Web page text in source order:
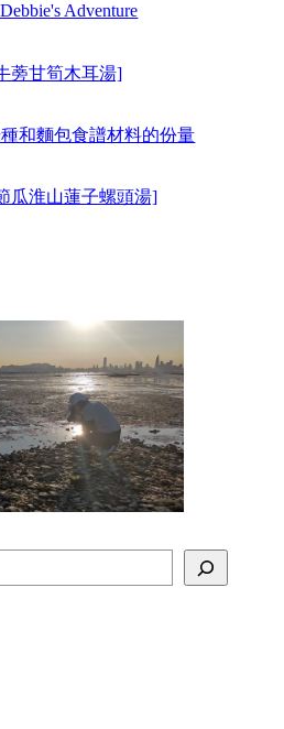
Adventure
蒡甘筍木耳湯]
和麵包食譜材料的份量
瓜淮山蓮子螺頭湯]